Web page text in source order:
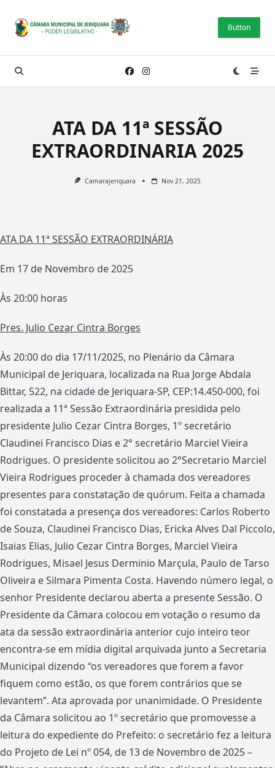
content
Button
ATA DA 11ª SESSÃO
EXTRAORDINARIA 2025
Camarajeriquara Nov 21, 2025
ATA DA 11ª SESSÃO EXTRAORDINÁRIA
Em 17 de Novembro de 2025
Às 20:00 horas
Pres. Julio Cezar Cintra Borges
Às 20:00 do dia 17/11/2025, no Plenário da Câmara
Municipal de Jeriquara, localizada na Rua Jorge Abdala
Bittar, 522, na cidade de Jeriquara-SP, CEP:14.450-000, foi
realizada a 11ª Sessão Extraordinária presidida pelo
presidente Julio Cezar Cintra Borges, 1º secretário
Claudinei Francisco Dias e 2° secretário Marciel Vieira
Rodrigues. O presidente solicitou ao 2°Secretario Marciel
Vieira Rodrigues proceder à chamada dos vereadores
presentes para constatação de quórum. Feita a chamada
foi constatada a presença dos vereadores: Carlos Roberto
de Souza, Claudinei Francisco Dias, Ericka Alves Dal Piccolo,
Isaias Elias, Julio Cezar Cintra Borges, Marciel Vieira
Rodrigues, Misael Jesus Derminio Marçula, Paulo de Tarso
Oliveira e Silmara Pimenta Costa. Havendo número legal, o
senhor Presidente declarou aberta a presente Sessão. O
Presidente da Câmara colocou em votação o resumo da
ata da sessão extraordinária anterior cujo inteiro teor
encontra-se em mídia digital arquivada junto a Secretaria
Municipal dizendo “os vereadores que forem a favor
fiquem como estão, os que forem contrários que se
levantem”. Ata aprovada por unanimidade. O Presidente
da Câmara solicitou ao 1º secretário que promovesse a
leitura do expediente do Prefeito: o secretário fez a leitura
do Projeto de Lei nº 054, de 13 de Novembro de 2025 –